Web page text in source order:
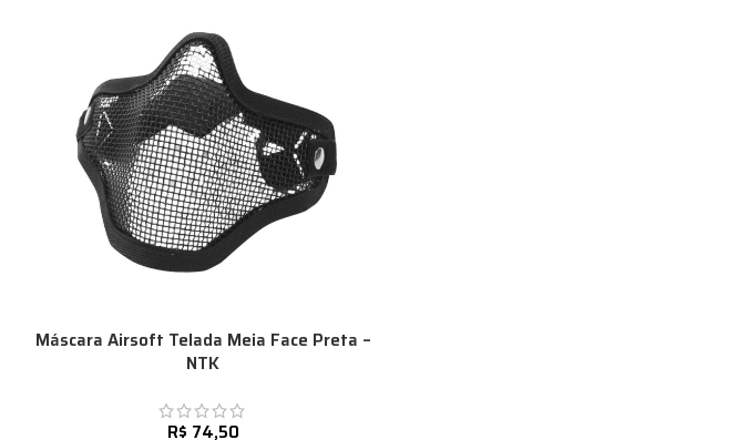
Máscara Airsoft Telada Meia Face Preta –
NTK
R$ 74,50